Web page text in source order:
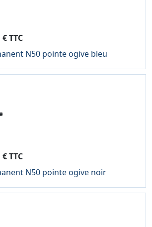
TTC
N50 pointe ogive bleu
TTC
N50 pointe ogive noir